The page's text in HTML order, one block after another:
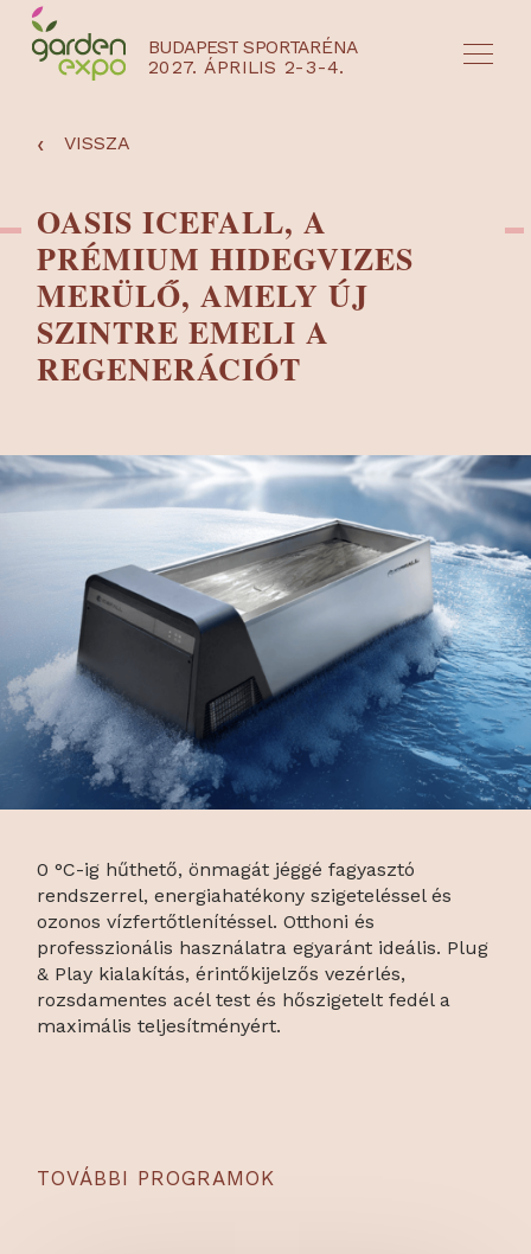
BUDAPEST SPORTARÉNA
2027. ÁPRILIS 2-3-4.
NYEREMÉNYJÁTÉK / REGISZTRÁCIÓ
‹ VISSZA
OASIS ICEFALL, A
PRÉMIUM HIDEGVIZES
MERÜLŐ, AMELY ÚJ
SZINTRE EMELI A
REGENERÁCIÓT
0 °C-ig hűthető, önmagát jéggé fagyasztó
rendszerrel, energiahatékony szigeteléssel és
ozonos vízfertőtlenítéssel. Otthoni és
professzionális használatra egyaránt ideális. Plug
& Play kialakítás, érintőkijelzős vezérlés,
rozsdamentes acél test és hőszigetelt fedél a
maximális teljesítményért.
TOVÁBBI PROGRAMOK